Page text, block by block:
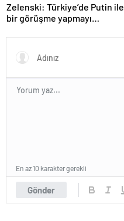
Zelenski: Türkiye’de Putin ile
bir görüşme yapmayı
Gönder
En az 10 karakter gerekli